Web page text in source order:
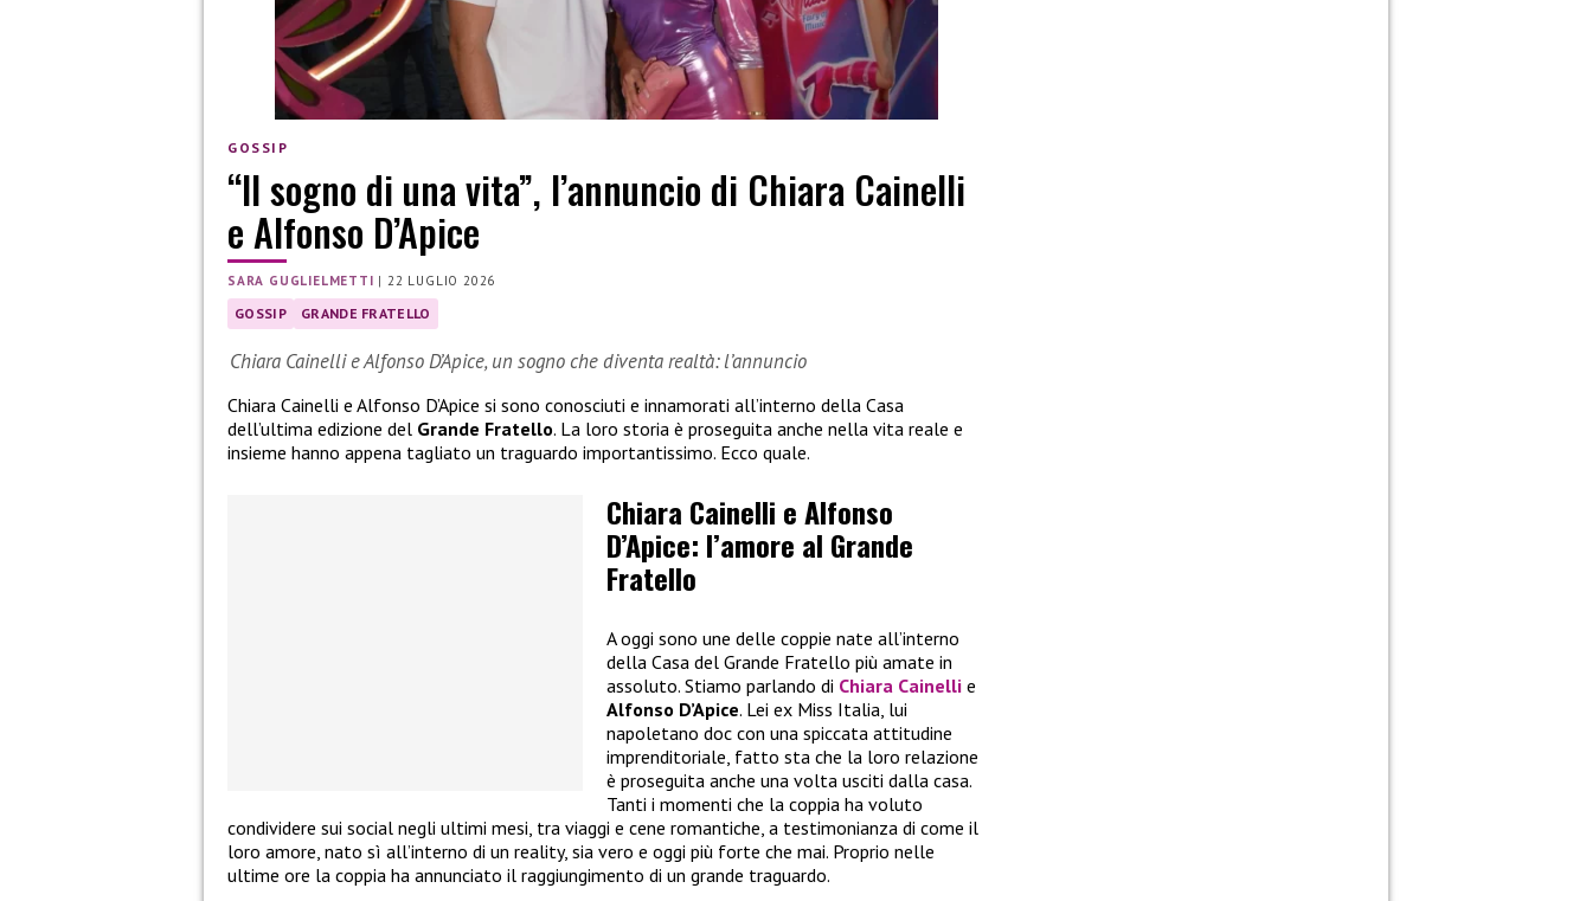
GOSSIP
“Il sogno di una vita”, l’annuncio di Chiara Cainelli
e Alfonso D’Apice
SARA GUGLIELMETTI |22 LUGLIO 2026
GOSSIP GRANDE FRATELLO
Chiara Cainelli e Alfonso D’Apice, un sogno che diventa realtà: l’annuncio
Chiara Cainelli e Alfonso D’Apice si sono conosciuti e innamorati all’interno della Casa
dell’ultima edizione del Grande Fratello. La loro storia è proseguita anche nella vita reale e
insieme hanno appena tagliato un traguardo importantissimo. Ecco quale.
Chiara Cainelli e Alfonso
D’Apice: l’amore al Grande
Fratello
A oggi sono une delle coppie nate all’interno
della Casa del Grande Fratello più amate in
assoluto. Stiamo parlando di Chiara Cainelli e
Alfonso D’Apice. Lei ex Miss Italia, lui
napoletano doc con una spiccata attitudine
imprenditoriale, fatto sta che la loro relazione
è proseguita anche una volta usciti dalla casa.
Tanti i momenti che la coppia ha voluto
condividere sui social negli ultimi mesi, tra viaggi e cene romantiche, a testimonianza di come il
loro amore, nato sì all’interno di un reality, sia vero e oggi più forte che mai. Proprio nelle
ultime ore la coppia ha annunciato il raggiungimento di un grande traguardo.